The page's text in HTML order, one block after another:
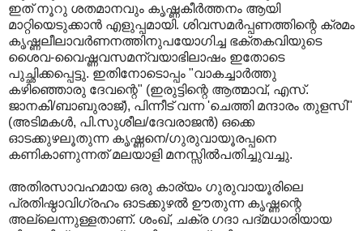
ഇത്‌ നൂറു ശതമാനവും കൃഷ്ണകീര്‍ത്തനം ആയി
മാറ്റിയെടുക്കാന്‍ എളുപ്പമായി. ശിവസമര്‍പ്പണത്തിന്റെ ക്രമം
കൃഷ്ണലീലാവര്‍ണനത്തിനുപയോഗിച്ച ഭക്തകവിയുടെ
ശൈവ-വൈഷ്ണവസമന്വയാഭിലാഷം ഇതോടെ
പുച്ഛിക്കപ്പെട്ടു. ഇതിനോടൊപ്പം "വാകച്ചാര്‍ത്തു
കഴിഞ്ഞൊരു ദേവന്റെ" (ഇരുട്ടിന്റെ ആത്മാവ്‌, എസ്‌.
ജാനകി/ബാബുരാജ്‌), പിന്നീട്‌ വന്ന 'ചെത്തി മന്ദാരം തുളസി"
(അടിമകള്‍, പി.സുശീല/ദേവരാജന്‍) ഒക്കെ
ഓടക്കുഴലൂതുന്ന കൃഷ്ണനെ/ഗുരുവായൂരപ്പനെ
കണികാണുന്നത്‌ മലയാളി മനസ്സില്‍പതിച്ചുവച്ചു.
അതിരസാവഹമായ ഒരു കാര്യം ഗുരുവായൂരിലെ
പ്രതിഷ്ഠാവിഗ്രഹം ഓടക്കുഴല്‍ ഊതുന്ന കൃഷ്ണന്റെ
അല്ലെന്നുള്ളതാണ്‌. ശംഖ്‌, ചക്ര ഗദാ പദ്മധാരിയായ